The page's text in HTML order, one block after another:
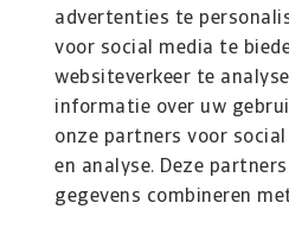
advertenties te
voor social media te
websiteverkeer te
informatie over uw
onze partners voor
en analyse. Deze
gegevens combineren